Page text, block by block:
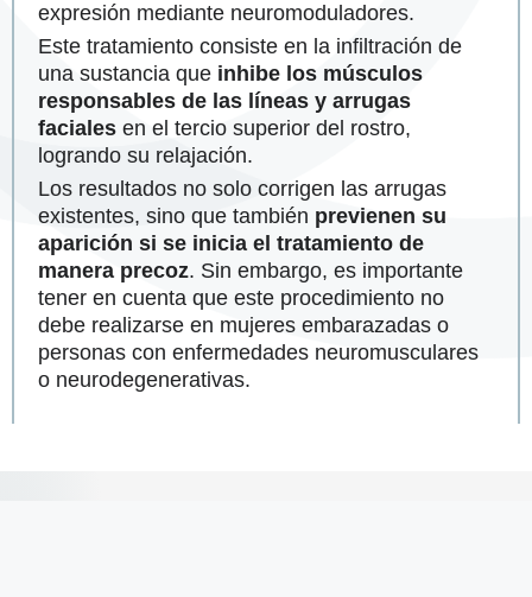
expresión mediante neuromoduladores.
Este tratamiento consiste en la infiltración de
una sustancia que inhibe los músculos
responsables de las líneas y arrugas
faciales en el tercio superior del rostro,
logrando su relajación.
Los resultados no solo corrigen las arrugas
existentes, sino que también previenen su
aparición si se inicia el tratamiento de
manera precoz. Sin embargo, es importante
tener en cuenta que este procedimiento no
debe realizarse en mujeres embarazadas o
personas con enfermedades neuromusculares
o neurodegenerativas.